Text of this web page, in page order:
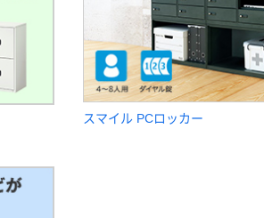
スマイル PCロッカー
】山
ース
抗菌
付) P
1台
（税込）
パー
アウトレット
【アウトレット】山
崎実業 スリムスリ
ッパラック 4足用
ブラック 1台
￥1,067 （税込）